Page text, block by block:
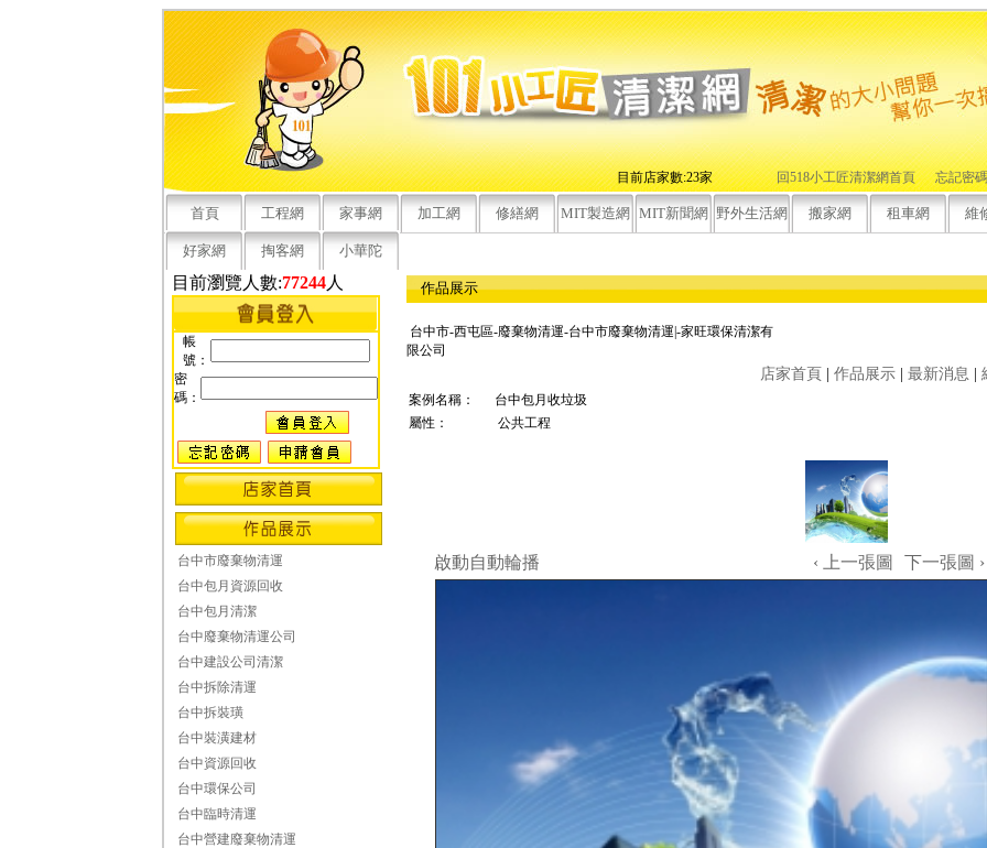
目前店家數:23家 回518小工匠清潔網首頁 忘記密碼
首頁 工程網 家事網 加工網 修繕網 MIT製造網 MIT新聞網 野外生活網 搬家網 租車網 維
好家網 掏客網 小華陀
目前瀏覽人數:77244人
帳
號：
密
碼：
台中市廢棄物清運
台中包月資源回收
台中包月清潔
台中廢棄物清運公司
台中建設公司清潔
台中拆除清運
台中拆裝璜
台中裝潢建材
台中資源回收
台中環保公司
台中臨時清運
台中營建廢棄物清運
作品展示
台中市-西屯區-廢棄物清運-台中市廢棄物清運|-家旺環保清潔有
限公司
店家首頁 作品展示| 最新消息
案例名稱：
台中包月收垃圾
屬性：
公共工程
啟動自動輪播 ‹ 上一張圖 下一張圖 ›